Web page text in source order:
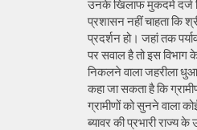
उनके खिलाफ मुकदमे दर्ज
प्रशासन नहीं चाहता कि
प्रदर्शन हो। जहां तक
पर सवाल है तो इस
निकलने वाला जहरीला
कहा जा सकता है कि
ग्रामीणों को सुनने वाला
ब्यावर की प्रभारी राज्य के